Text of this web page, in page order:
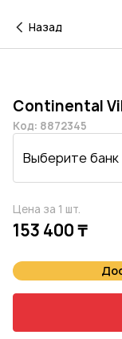
Назад
Continental
Код: 8872345
Выберите банк
Цена за 1 шт.
153 400 ₸